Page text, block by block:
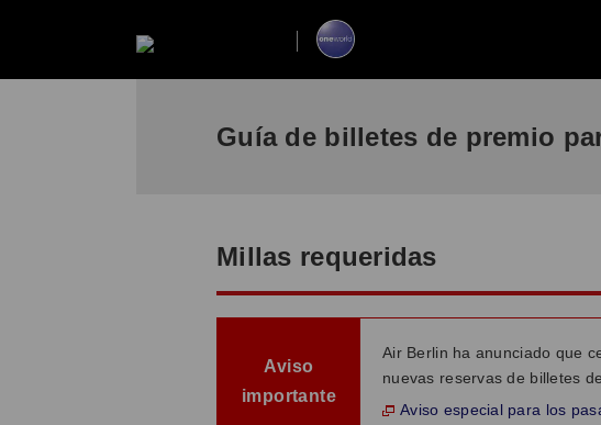
Guía de billetes de premio
Millas requeridas
Aviso
importante
Air Berlin ha anunciado que
nuevas reservas de billetes
Aviso especial para los